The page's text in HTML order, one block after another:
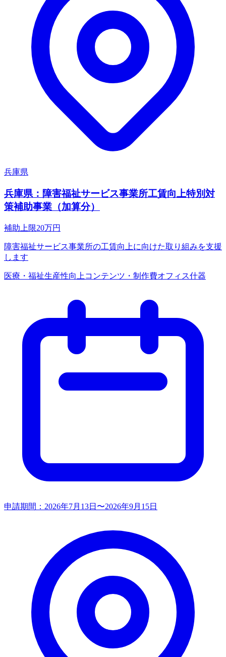
兵庫県
兵庫県：障害福祉サービス事業所工賃向上特別対
策補助事業（加算分）
補助上限20万円
障害福祉サービス事業所の工賃向上に向けた取り組みを支援
します
医療・福祉生産性向上 コンテンツ・制作費オフィス什器
申請期間： 2026年7月13日〜2026年9月15日